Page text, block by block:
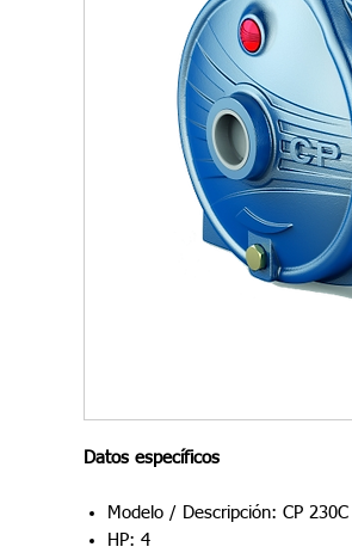
Datos específicos
Modelo / Descripción: CP 230C
HP: 4